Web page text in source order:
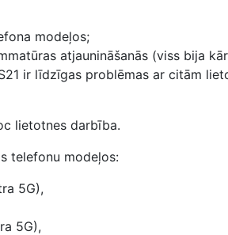
modeļos;
atjaunināšanās (viss bija
ir līdzīgas problēmas ar citām
lietotnes darbība.
telefonu modeļos:
5G),
5G),